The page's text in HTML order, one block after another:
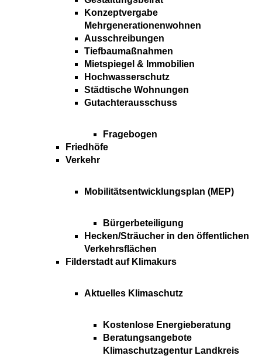
Konzeptvergabe
Mehrgenerationenwohnen
Ausschreibungen
Tiefbaumaßnahmen
Mietspiegel & Immobilien
Hochwasserschutz
Städtische Wohnungen
Gutachterausschuss
Fragebogen
Friedhöfe
Verkehr
Mobilitätsentwicklungsplan (MEP)
Bürgerbeteiligung
Hecken/Sträucher in den öffentlichen
Verkehrsflächen
Filderstadt auf Klimakurs
Aktuelles Klimaschutz
Kostenlose Energieberatung
Beratungsangebote
Klimaschutzagentur Landkreis